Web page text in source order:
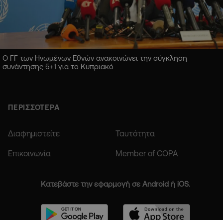
Ο ΓΓ των Ηνωμένων Εθνών ανακοινώνει την σύγκληση
συνάντησης 5+1 για το Κυπριακό
ΠΕΡΙΣΣΟΤΕΡΑ
Διαφημιστείτε Ταυτότητα
Επικοινωνία Member of COPA
Κατεβάστε την εφαρμογή σε Android ή iOS.